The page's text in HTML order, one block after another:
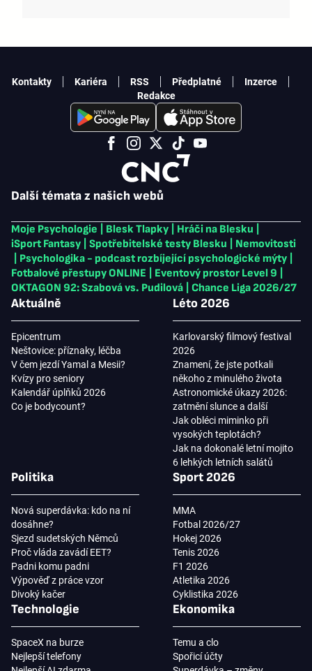
Další témata z našich webů
Moje Psychologie Blesk Tlapky Hráči na Blesku
iSport Fantasy
Spotřebitelské testy Blesku
Nemovitosti
Psychologika - podcast rozbíjející psychologické mýty
Fotbalové přestupy ONLINE
Eventový prostor Level 9
OKTAGON 92: Szabová vs. Pudilová
Chance Liga 2026/27
Aktuálně
Epicentrum
Neštovice: příznaky, léčba
V čem jezdí Yamal a Mesii?
Kvízy pro seniory
Kalendář úplňků 2026
Co je bodycount?
Léto 2026
Karlovarský filmový festival
2026
Znamení, že jste potkali
někoho z minulého života
Astronomické úkazy 2026:
zatmění slunce a další
Jak obléci miminko při
vysokých teplotách?
Jak na dokonalé letní mojito
6 lehkých letních salátů
Politika
Nová superdávka: kdo na ní
dosáhne?
Sjezd sudetských Němců
Proč vláda zavádí EET?
Padni komu padni
Výpověď z práce vzor
Divoký kačer
Sport 2026
MMA
Fotbal 2026/27
Hokej 2026
Tenis 2026
F1 2026
Atletika 2026
Cyklistika 2026
Technologie
SpaceX na burze
Nejlepší telefony
Ekonomika
Temu a clo
Spořicí účty
Kontakty Kariéra RSS Předplatné
Inzerce
Redakce